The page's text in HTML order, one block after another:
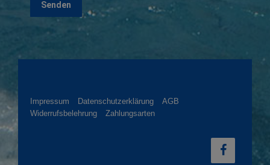
Impressum Datenschutzerklärung
AGB
Widerrufsbelehrung
Zahlungsarten